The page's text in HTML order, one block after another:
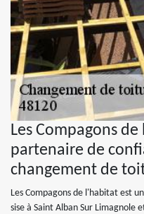
Les Compagons
partenaire de
changement de
Les Compagons de l'habitat est
sise à Saint Alban Sur Limagnole